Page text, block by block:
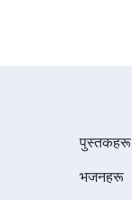
पुस्तकहरू
भजनहरू